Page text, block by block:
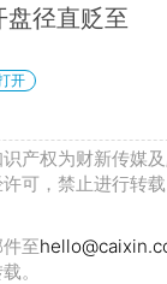
盘径直贬至
开
产权为财新传媒
可，禁止进行转
至
。